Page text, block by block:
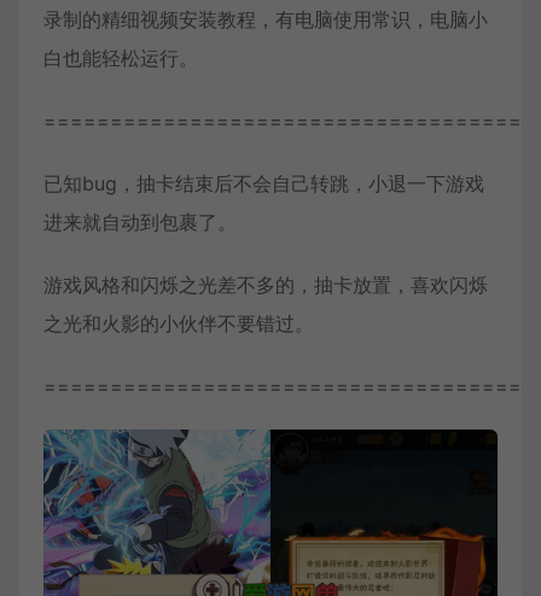
录制的精细视频安装教程，有电脑使用常识，电脑小
白也能轻松运行。
已知bug，抽卡结束后不会自己转跳，小退一下游戏
进来就自动到包裹了。
游戏风格和闪烁之光差不多的，抽卡放置，喜欢闪烁
之光和火影的小伙伴不要错过。